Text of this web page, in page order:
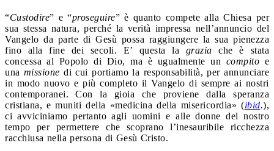
“Custodire” e “proseguire” è quanto compete alla Chiesa per
sua stessa natura, perché la verità impressa nell’annuncio del
Vangelo da parte di Gesù possa raggiungere la sua pienezza
fino alla fine dei secoli. E’ questa la grazia che è stata
concessa al Popolo di Dio, ma è ugualmente un compito e
una missione di cui portiamo la responsabilità, per annunciare
in modo nuovo e più completo il Vangelo di sempre ai nostri
contemporanei. Con la gioia che proviene dalla speranza
cristiana, e muniti della «medicina della misericordia» (ibid.),
ci avviciniamo pertanto agli uomini e alle donne del nostro
tempo per permettere che scoprano l’inesauribile ricchezza
racchiusa nella persona di Gesù Cristo.